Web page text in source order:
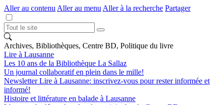
Aller au contenu Aller au menu Aller à la recherche Partager
Archives, Bibliothèques, Centre BD, Politique du livre
Lire à Lausanne
Les 10 ans de la Bibliothèque La Sallaz
Un journal collaboratif en plein dans le mille!
Newsletter Lire à Lausanne: inscrivez-vous pour rester informée et
informé!
Histoire et littérature en balade à Lausanne